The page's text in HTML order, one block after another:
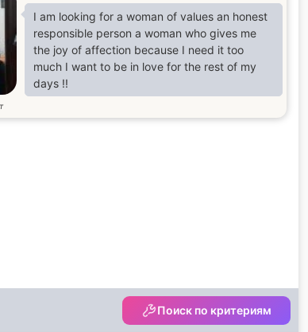
I am looking for a woman of values ​​an honest
responsible person a woman who gives me
the joy of affection because I need it too
much I want to be in love for the rest of my
days !!
Поиск по критериям